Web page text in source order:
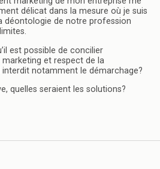
délicat dans la mesure où je suis
déontologie de notre profession
est possible de concilier
et respect de la
notamment le démarchage?
quelles seraient les solutions?